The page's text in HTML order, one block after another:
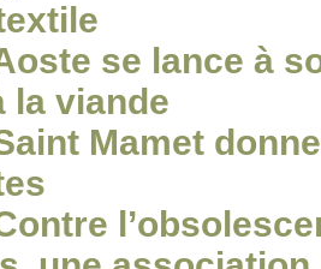
se lance à
la viande
Mamet